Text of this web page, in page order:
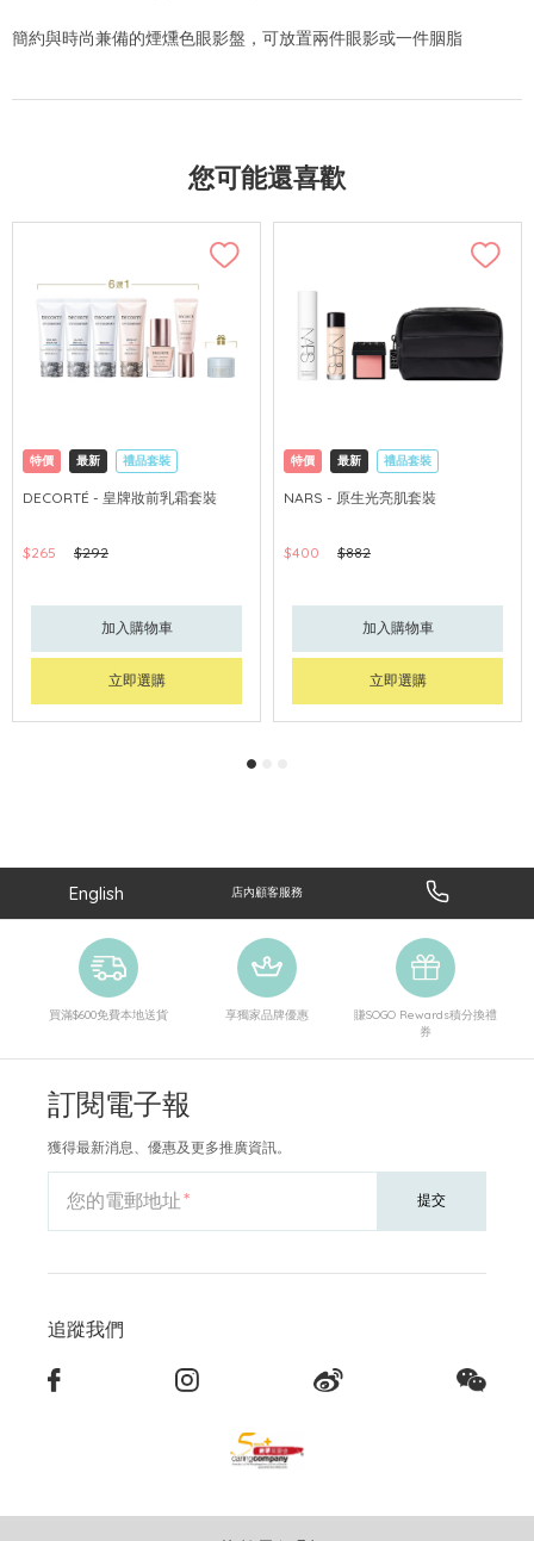
簡約與時尚兼備的煙燻色眼影盤，可放置兩件眼影或一件胭脂
您可能還喜歡
特價 最新 禮品套裝
網購店取 可中國內地配送
DECORTÉ - 皇牌妝前乳霜套裝
$265 $292
加入購物車
立即選購
特價 最新 禮品套裝
網購店取 可中國內地配送
NARS - 原生光亮肌套裝
$400 $882
加入購物車
立即選購
English 店內顧客服務
買滿$600免費本地送貨 享獨家品牌優惠
賺SOGO Rewards積分換禮
券
訂閱電子報
獲得最新消息、優惠及更多推廣資訊。
您的電郵地址 提交
追蹤我們